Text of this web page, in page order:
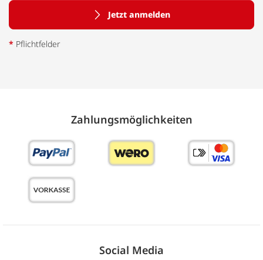
Jetzt anmelden
* Pflichtfelder
Zahlungs­möglich­keiten
Social Media